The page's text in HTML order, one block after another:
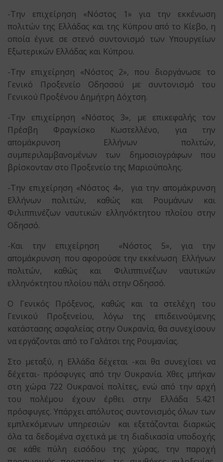
-Την επιχείρηση «Νόστος 1» για την εκκένωση
πολιτών της Ελλάδας και της Κύπρου από το Κίεβο, η
οποία έγινε σε στενό συντονισμό των Υπουργείων
Εξωτερικών Ελλάδας και Κύπρου.
-Την επιχείρηση «Νόστος 2», που διοργάνωσε το
Γενικό Προξενείο Οδησσού με συντονισμό του
Γενικού Προξένου Δημήτρη Δόχτση.
-Την επιχείρηση «Νόστος 3», με επικεφαλής τον
Πρέσβη Φραγκίσκο Κωστελλένο, για την
απομάκρυνση Ελλήνων πολιτών,
συμπεριλαμβανομένων των δημοσιογράφων που
βρίσκονταν στο Προξενείο της Μαριούπολης.
-Την επιχείρηση «Νόστος 4», για την απομάκρυνση
Ελλήνων πολιτών, καθώς και Ρουμάνων και
Φιλιππινέζων ναυτικών ελληνόκτητου πλοίου στην
Οδησσό.
-Και την επιχείρηση «Νόστος 5», για την
απομάκρυνση που αφορούσε την εκκένωση Ελλήνων
πολιτών, καθώς και Φιλιππινέζων ναυτικών
ελληνόκτητου πλοίου πάλι στην Οδησσό.
Ο Γενικός Πρόξενος, καθώς και τα στελέχη του
Γενικού Προξενείου, λόγω της επιδεινούμενης
κατάστασης ασφαλείας στην Ουκρανία, θα συνεχίσουν
να εργάζονται από το Γαλάτσι της Ρουμανίας.
Στο μεταξύ, η Ελλάδα δέχεται -και θα συνεχίσει να
δέχεται- πρόσφυγες από την Ουκρανία. Χθες μπήκαν
στη χώρα 722 Ουκρανοί πολίτες, ενώ από την αρχή
του πολέμου έχουν έρθει στην Ελλάδα 5.421
πρόσφυγες. Υπάρχει απόλυτος συντονισμός όλων των
εμπλεκόμενων υπηρεσιών και εξετάζονται διαρκώς
όλα τα δεδομένα σχετικά με τη διαδικασία υποδοχής
σε κάθε πύλη εισόδου της χώρας, την παροχή